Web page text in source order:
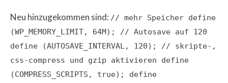
Neu hinzugekommen sind: // mehr Speicher define
(WP_MEMORY_LIMIT, 64M); // Autosave auf 120
define (AUTOSAVE_INTERVAL, 120); // skripte-,
css-compress und gzip aktivieren define
(COMPRESS_SCRIPTS, true); define